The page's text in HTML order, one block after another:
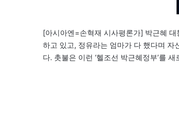
[아시아엔=손혁재 시사평론가] 박근혜
하고 있고, 정유라는 엄마가 다 했다며
다. 촛불은 이런 ‘헬조선 박근혜정부’를